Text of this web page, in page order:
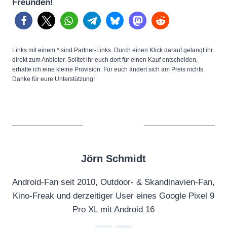
Freunden!
Links mit einem * sind Partner-Links. Durch einen Klick darauf gelangt ihr
direkt zum Anbieter. Solltet ihr euch dort für einen Kauf entscheiden,
erhalte ich eine kleine Provision. Für euch ändert sich am Preis nichts.
Danke für eure Unterstützung!
Jörn Schmidt
Android-Fan seit 2010, Outdoor- & Skandinavien-Fan,
Kino-Freak und derzeitiger User eines Google Pixel 9
Pro XL mit Android 16